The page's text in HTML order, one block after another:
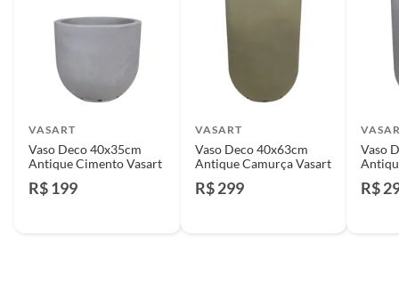
VASART
Vaso Deco 40x35cm
Antique Cimento Vasart
R$ 199
VASART
Vaso Deco 40x63cm
Antique Camurça Vasart
R$ 299
Vaso
R$